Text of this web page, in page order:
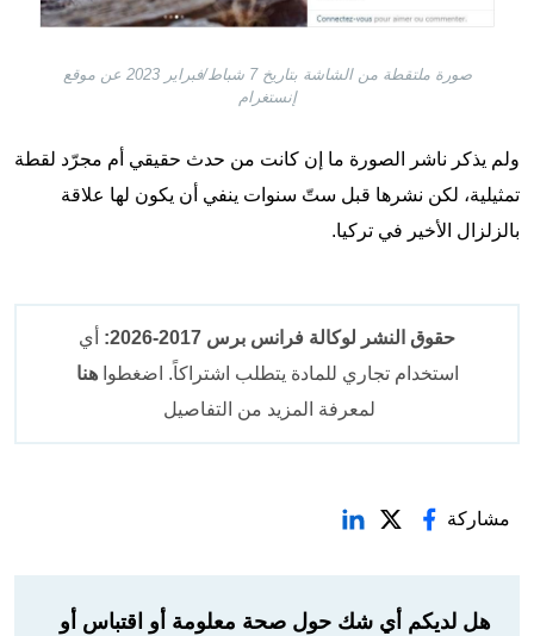
صورة ملتقطة من الشاشة بتاريخ 7 شباط/فبراير 2023 عن موقع
إنستغرام
ولم يذكر ناشر الصورة ما إن كانت من حدث حقيقي أم مجرّد لقطة
تمثيلية، لكن نشرها قبل ستّ سنوات ينفي أن يكون لها علاقة
بالزلزال الأخير في تركيا.
حقوق النشر لوكالة فرانس برس 2017-2026:
أي
استخدام تجاري للمادة يتطلب اشتراكاً. اضغطواهنا
لمعرفة المزيد من التفاصيل
مشاركة
هل لديكم أي شك حول صحة معلومة أو اقتباس أو